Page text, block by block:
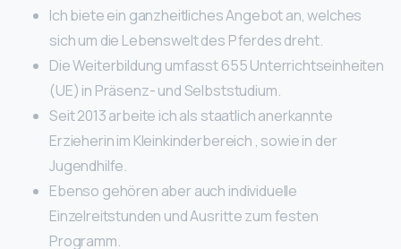
Ich biete ein ganzheitliches Angebot an, welches
sich um die Lebenswelt des Pferdes dreht.
Die Weiterbildung umfasst 655 Unterrichtseinheiten
(UE) in Präsenz- und Selbststudium.
Seit 2013 arbeite ich als staatlich anerkannte
Erzieherin im Kleinkinderbereich , sowie in der
Jugendhilfe.
Ebenso gehören aber auch individuelle
Einzelreitstunden und Ausritte zum festen
Programm.